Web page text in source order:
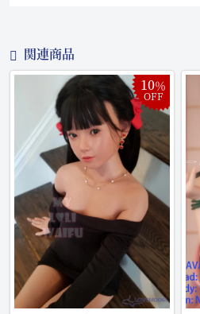
関連商品
10％
OFF